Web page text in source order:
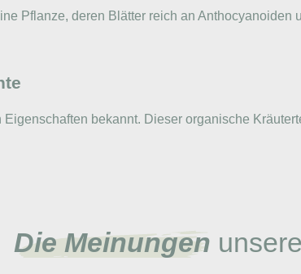
Pflanze, deren Blätter reich an
bekannt. Dieser organische
Die Meinungen